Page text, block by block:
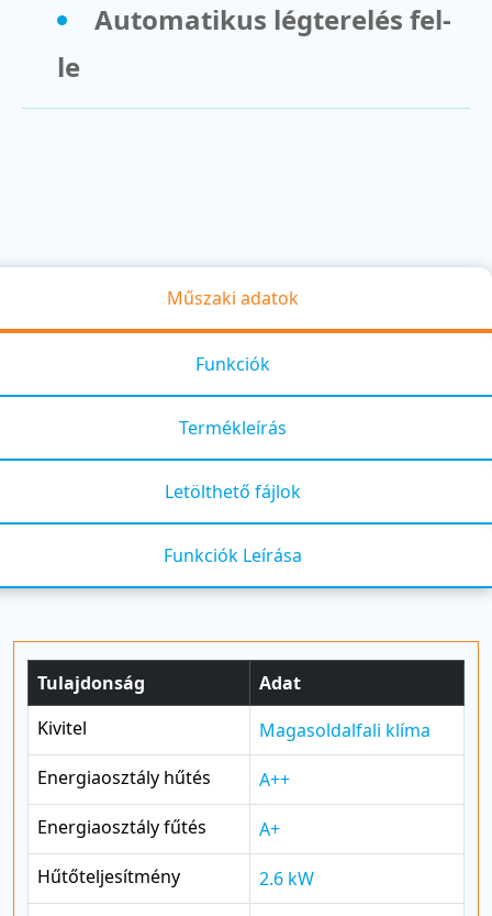
Automatikus légterelés fel-
le
Műszaki adatok
Funkciók
Termékleírás
Letölthető fájlok
Funkciók Leírása
Tulajdonság
Adat
Kivitel
Magasoldalfali klíma
Energiaosztály hűtés
A++
Energiaosztály fűtés
A+
Hűtőteljesítmény
2.6 kW